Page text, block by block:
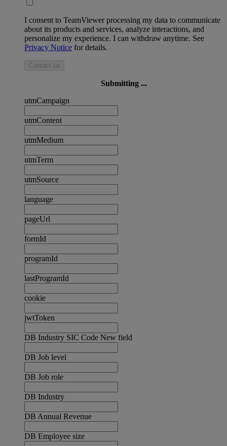
I consent to TeamViewer processing my data to communicate
about its products and services, analyze interactions, and
personalize my experience. I can withdraw anytime. See
Privacy Notice for details.
Contact us
Submitting ...
utmCampaign
utmContent
utmMedium
utmTerm
utmSource
language
pageUrl
formId
programId
lastProgramId
cookie
jwtToken
DB Industry SIC Code New field
DB Job level
DB Job role
DB Industry
DB Annual Revenue
DB Employee size